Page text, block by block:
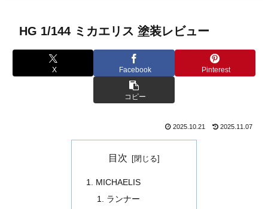
HG 1/144 ミカエリス 塗装レビュー
X Facebook Pinterest
コピー
2025.10.21 2025.11.07
目次
MICHAELIS
ランナー